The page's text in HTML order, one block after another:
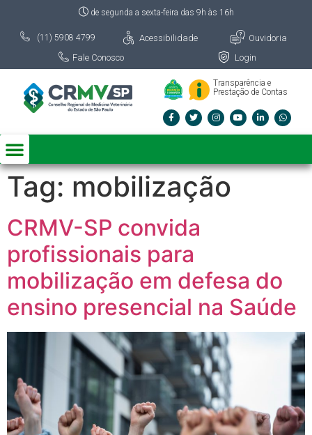
de segunda a sexta-feira das 9h às 16h
(11) 5908 4799 Acessibilidade
Ouvidoria
Fale Conosco
Login
Transparência e
Prestação de Contas
Tag: mobilização
CRMV-SP convida
profissionais para
mobilização em defesa do
ensino presencial na Saúde